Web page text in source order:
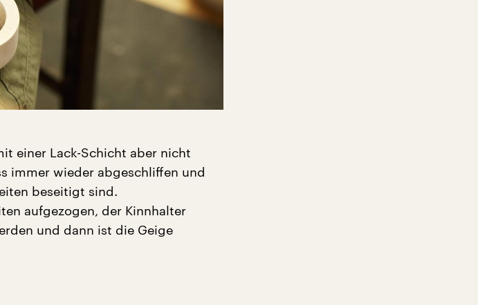
einer Lack-Schicht aber nicht
immer wieder abgeschliffen und
beseitigt sind.
aufgezogen, der Kinnhalter
und dann ist die Geige